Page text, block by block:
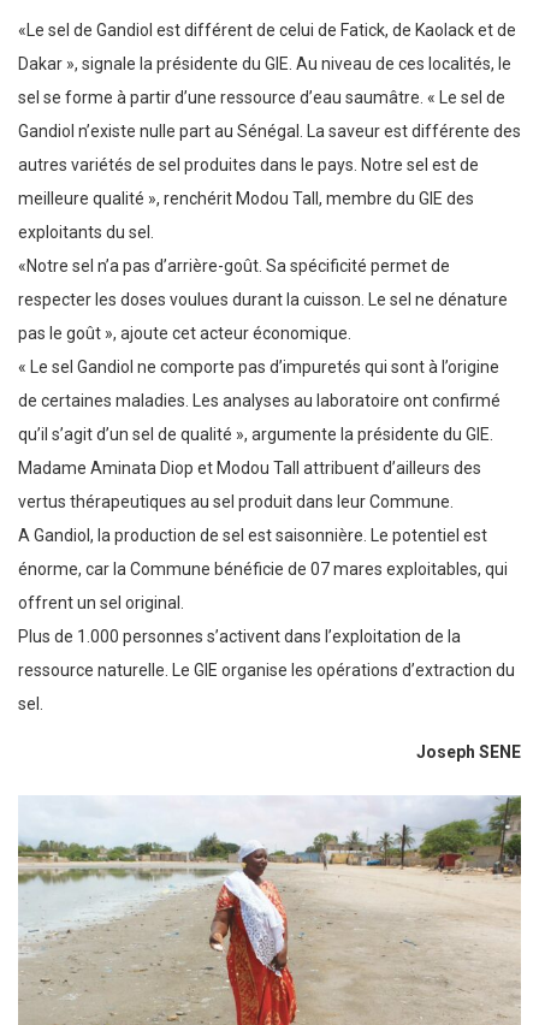
«Le sel de Gandiol est différent de celui de Fatick, de Kaolack et de
Dakar », signale la présidente du GIE. Au niveau de ces localités, le
sel se forme à partir d’une ressource d’eau saumâtre. « Le sel de
Gandiol n’existe nulle part au Sénégal. La saveur est différente des
autres variétés de sel produites dans le pays. Notre sel est de
meilleure qualité », renchérit Modou Tall, membre du GIE des
exploitants du sel.
«Notre sel n’a pas d’arrière-goût. Sa spécificité permet de
respecter les doses voulues durant la cuisson. Le sel ne dénature
pas le goût », ajoute cet acteur économique.
« Le sel Gandiol ne comporte pas d’impuretés qui sont à l’origine
de certaines maladies. Les analyses au laboratoire ont confirmé
qu’il s’agit d’un sel de qualité », argumente la présidente du GIE.
Madame Aminata Diop et Modou Tall attribuent d’ailleurs des
vertus thérapeutiques au sel produit dans leur Commune.
A Gandiol, la production de sel est saisonnière. Le potentiel est
énorme, car la Commune bénéficie de 07 mares exploitables, qui
offrent un sel original.
Plus de 1.000 personnes s’activent dans l’exploitation de la
ressource naturelle. Le GIE organise les opérations d’extraction du
sel.
Joseph SENE